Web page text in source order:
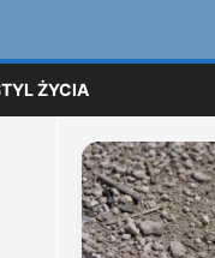
ŻYCIA